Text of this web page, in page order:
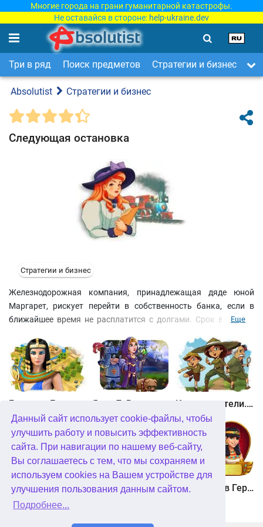
Данный сайт использует cookie-файлы, чтобы
улучшить работу и повысить эффективность
сайта. При навигации по нашему веб-сайту,
Вы соглашаетесь с тем, что мы сохраняем и
используем cookies на Вашем устройстве для
улучшения пользования данным сайтом.
Подробнее...
Многие города на грани гуманитарной катастрофы.
Не оставайся в стороне: help-ukraine.dev
Три в ряд Поиск предметов Стратегии и бизнес
Absolutist Стратегии и бизнес
Следующая остановка
Стратегии и бизнес
Железнодорожная компания, принадлежащая дяде юной
Маргарет, рискует перейти в собственность банка, если в
ближайшее время не расплатится с долгами. Срок выплаты
возможность удержать компанию на плаву - испратить
поломки на разных участках железной дороги и заставить её
нова приносить прибыль. Испробуйте свои силы в роли
заместителя директора в этой стратегии в стиле бизнес.
Еще
Кладоискатели. Камень души
Кладоискатели. Снежная королева. Коллекционное издание Алисия Квотермейн 3. Тайна пылающего золота. Коллекционное издание 12 подвигов Геракла. Как я встретил Мегару. Коллекционное издание